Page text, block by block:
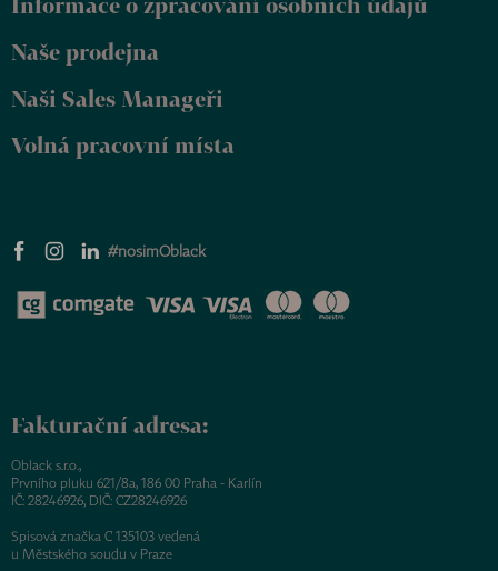
Naše prodejna
Naši Sales Manageři
Volná pracovní místa
#nosimOblack
Fakturační adresa:
Oblack s.r.o.,
Prvního pluku 621/8a, 186 00 Praha - Karlín
IČ: 28246926, DIČ: CZ28246926
Spisová značka C 135103 vedená
u Městského soudu v Praze